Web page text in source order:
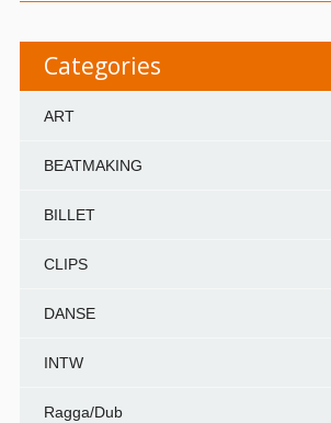
Categories
ART
BEATMAKING
BILLET
CLIPS
DANSE
INTW
Ragga/Dub